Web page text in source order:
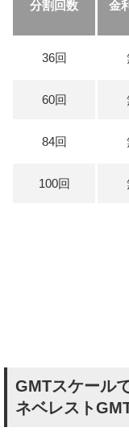
GMTスケール
ネベレストGMT